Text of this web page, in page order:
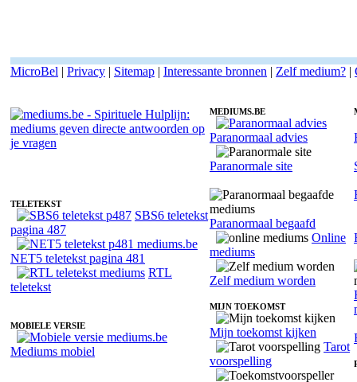
MicroBel | Privacy | Sitemap | Interessante bronnen | Zelf medium? |
TELETEKST
SBS6 teletekst
pagina 487
NET5 teletekst pagina 481
RTL
teletekst
MOBIELE VERSIE
Mediums mobiel
MEDIUMS.BE
Paranormaal advies
Paranormale site
Paranormaal begaafd
Online
mediums
Zelf medium worden
MIJN TOEKOMST
Mijn toekomst kijken
Tarot
voorspelling